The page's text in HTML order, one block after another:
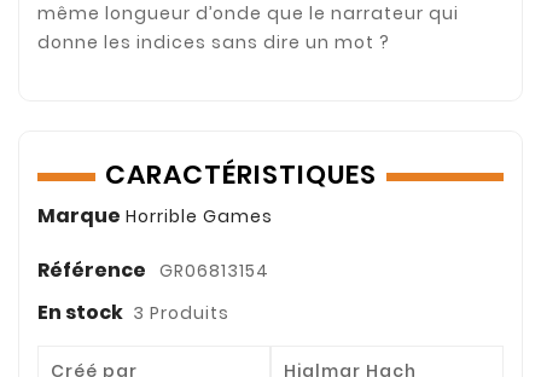
même longueur d’onde que le narrateur qui
donne les indices sans dire un mot ?
CARACTÉRISTIQUES
Marque Horrible Games
Référence GR06813154
En stock 3 Produits
Créé par
Hjalmar Hach